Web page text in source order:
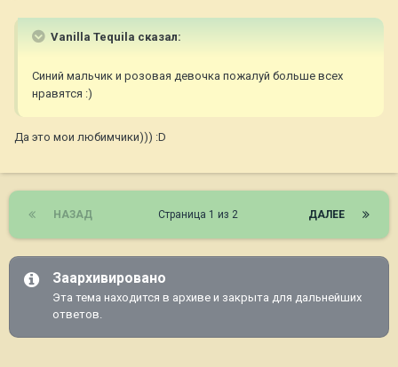
Vanilla Tequila сказал:
Синий мальчик и розовая девочка пожалуй больше всех
нравятся :)
Да это мои любимчики))) :D
НАЗАД ДАЛЕЕ
Страница 1 из 2
Заархивировано
Эта тема находится в архиве и закрыта для дальнейших
ответов.